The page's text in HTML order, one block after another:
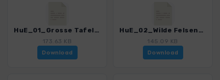
HuE_01_Grosse Tafelbergrunde_3157_2.gpx
173.63 KB
Download
HuE_02_Wilde Felsenwelt der Vorderen Saechsischen Schweiz_3157_2.gpx
145.09 KB
Download